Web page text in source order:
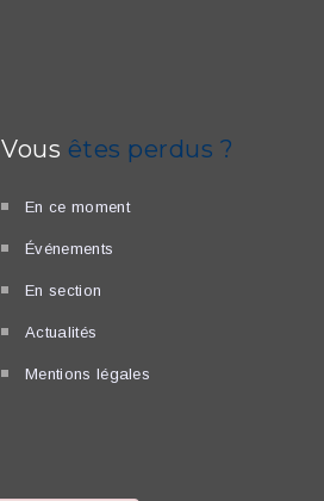
Vous êtes perdus ?
En ce moment
Événements
En section
Actualités
Mentions légales